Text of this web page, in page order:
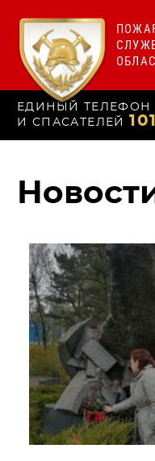
ЕДИНЫЙ
И СПАСАТЕЛЕЙ 101